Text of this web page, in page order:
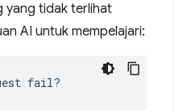
yang tidak terlihat
AI untuk mempelajari:
fail?